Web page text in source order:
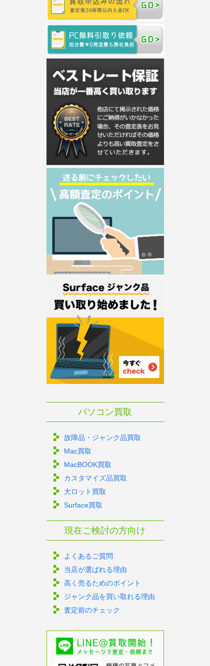
パソコン買取
故障品・ジャンク品買取
Mac買取
MacBOOK買取
カスタマイズ品買取
大ロット買取
Surface買取
現在ご検討の方向け
よくあるご質問
当店が選ばれる理由
高く売るためのポイント
ジャンク品を買い取れる理由
査定前のチェック